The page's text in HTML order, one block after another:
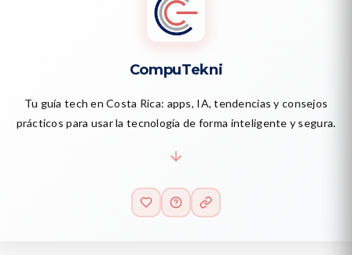
CompuTekni
Tu guía tech en Costa Rica: apps, IA, tendencias y consejos
prácticos para usar la tecnología de forma inteligente y segura.